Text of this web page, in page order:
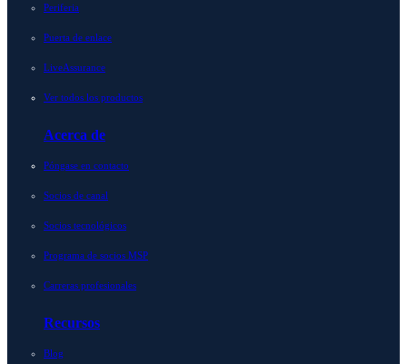
Periferia
Puerta de enlace
LiveAssurance
Ver todos los productos
Acerca de
Póngase en contacto
Socios de canal
Socios tecnológicos
Programa de socios MSP
Carreras profesionales
Recursos
Blog